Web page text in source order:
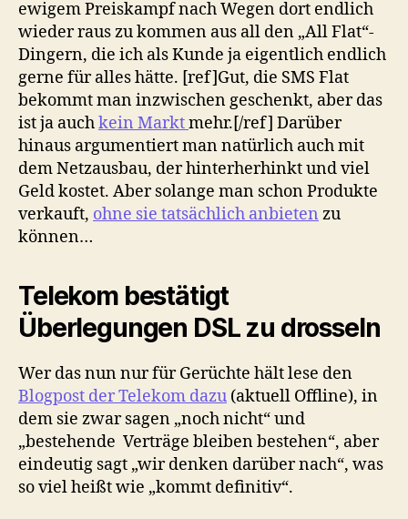
ewigem Preiskampf nach Wegen dort endlich
wieder raus zu kommen aus all den „All Flat“-
Dingern, die ich als Kunde ja eigentlich endlich
gerne für alles hätte. [ref]Gut, die SMS Flat
bekommt man inzwischen geschenkt, aber das
ist ja auchkein Marktmehr.[/ref] Darüber
hinaus argumentiert man natürlich auch mit
dem Netzausbau, der hinterherhinkt und viel
Geld kostet. Aber solange man schon Produkte
verkauft, ohne sie tatsächlich anbieten zu
können…
Telekom bestätigt
Überlegungen DSL zu drosseln
Wer das nun nur für Gerüchte hält lese den
Blogpost der Telekom dazu (aktuell Offline), in
dem sie zwar sagen „noch nicht“ und
„bestehende Verträge bleiben bestehen“, aber
eindeutig sagt „wir denken darüber nach“, was
so viel heißt wie „kommt definitiv“.